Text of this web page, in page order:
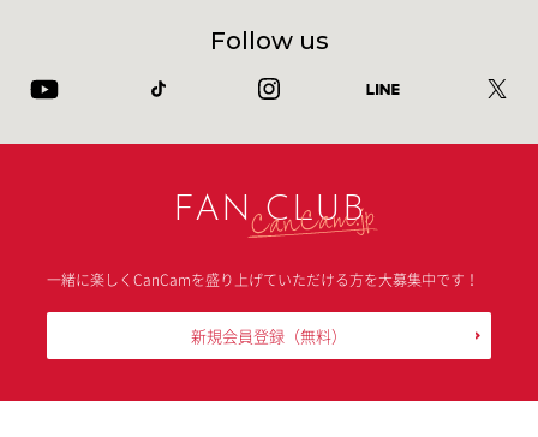
Follow us
FAN CLUB
一緒に楽しくCanCamを盛り上げていただける方を大募集中です！
新規会員登録 （無料）